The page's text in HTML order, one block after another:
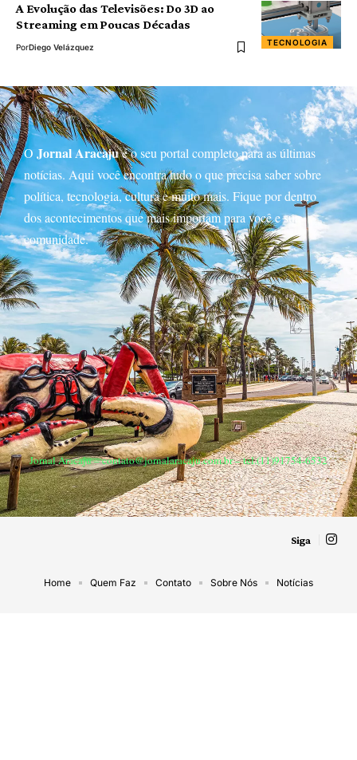
TECNOLOGIA
A Evolução das Televisões: Do 3D ao
Streaming em Poucas Décadas
PorDiego Velázquez
O Jornal Aracajué o seu portal completo para as últimas
notícias. Aqui você encontra tudo o que precisa saber sobre
política, tecnologia, cultura e muito mais. Fique por dentro
dos acontecimentos que mais importam para você e sua
comunidade.
Jornal Aracaju –contato@jornalaracaju.com.br– tel.(11)91754-6532
Siga
Home Quem Faz Contato Sobre Nós Notícias